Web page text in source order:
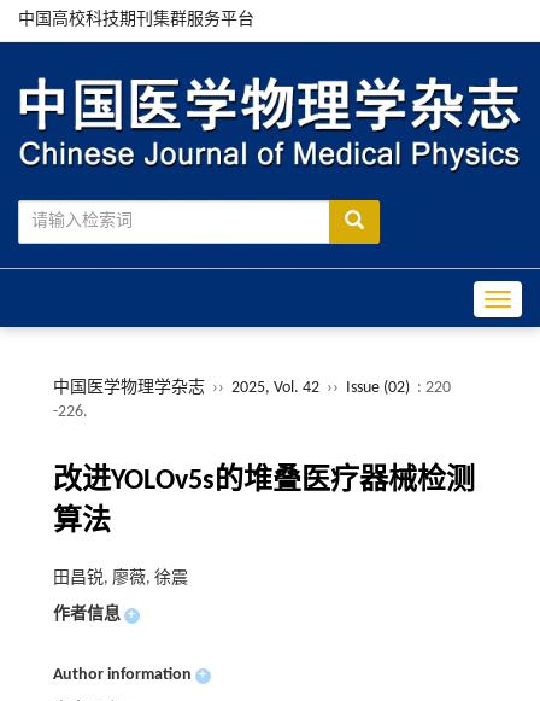
中国高校科技期刊集群服务平台
中国医学物理学杂志 ›› 2025, Vol. 42 ›› Issue (02) : 220
-226.
改进YOLOv5s的堆叠医疗器械检测
算法
田昌锐, 廖薇, 徐震
作者信息 +
Author information +